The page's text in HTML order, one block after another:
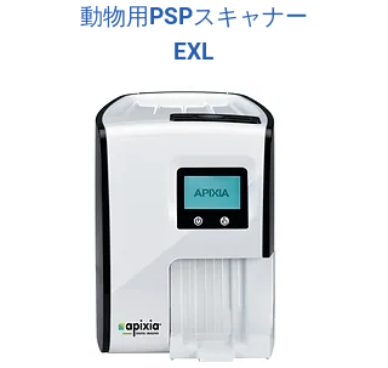
動物用PSPスキャナー
EXL